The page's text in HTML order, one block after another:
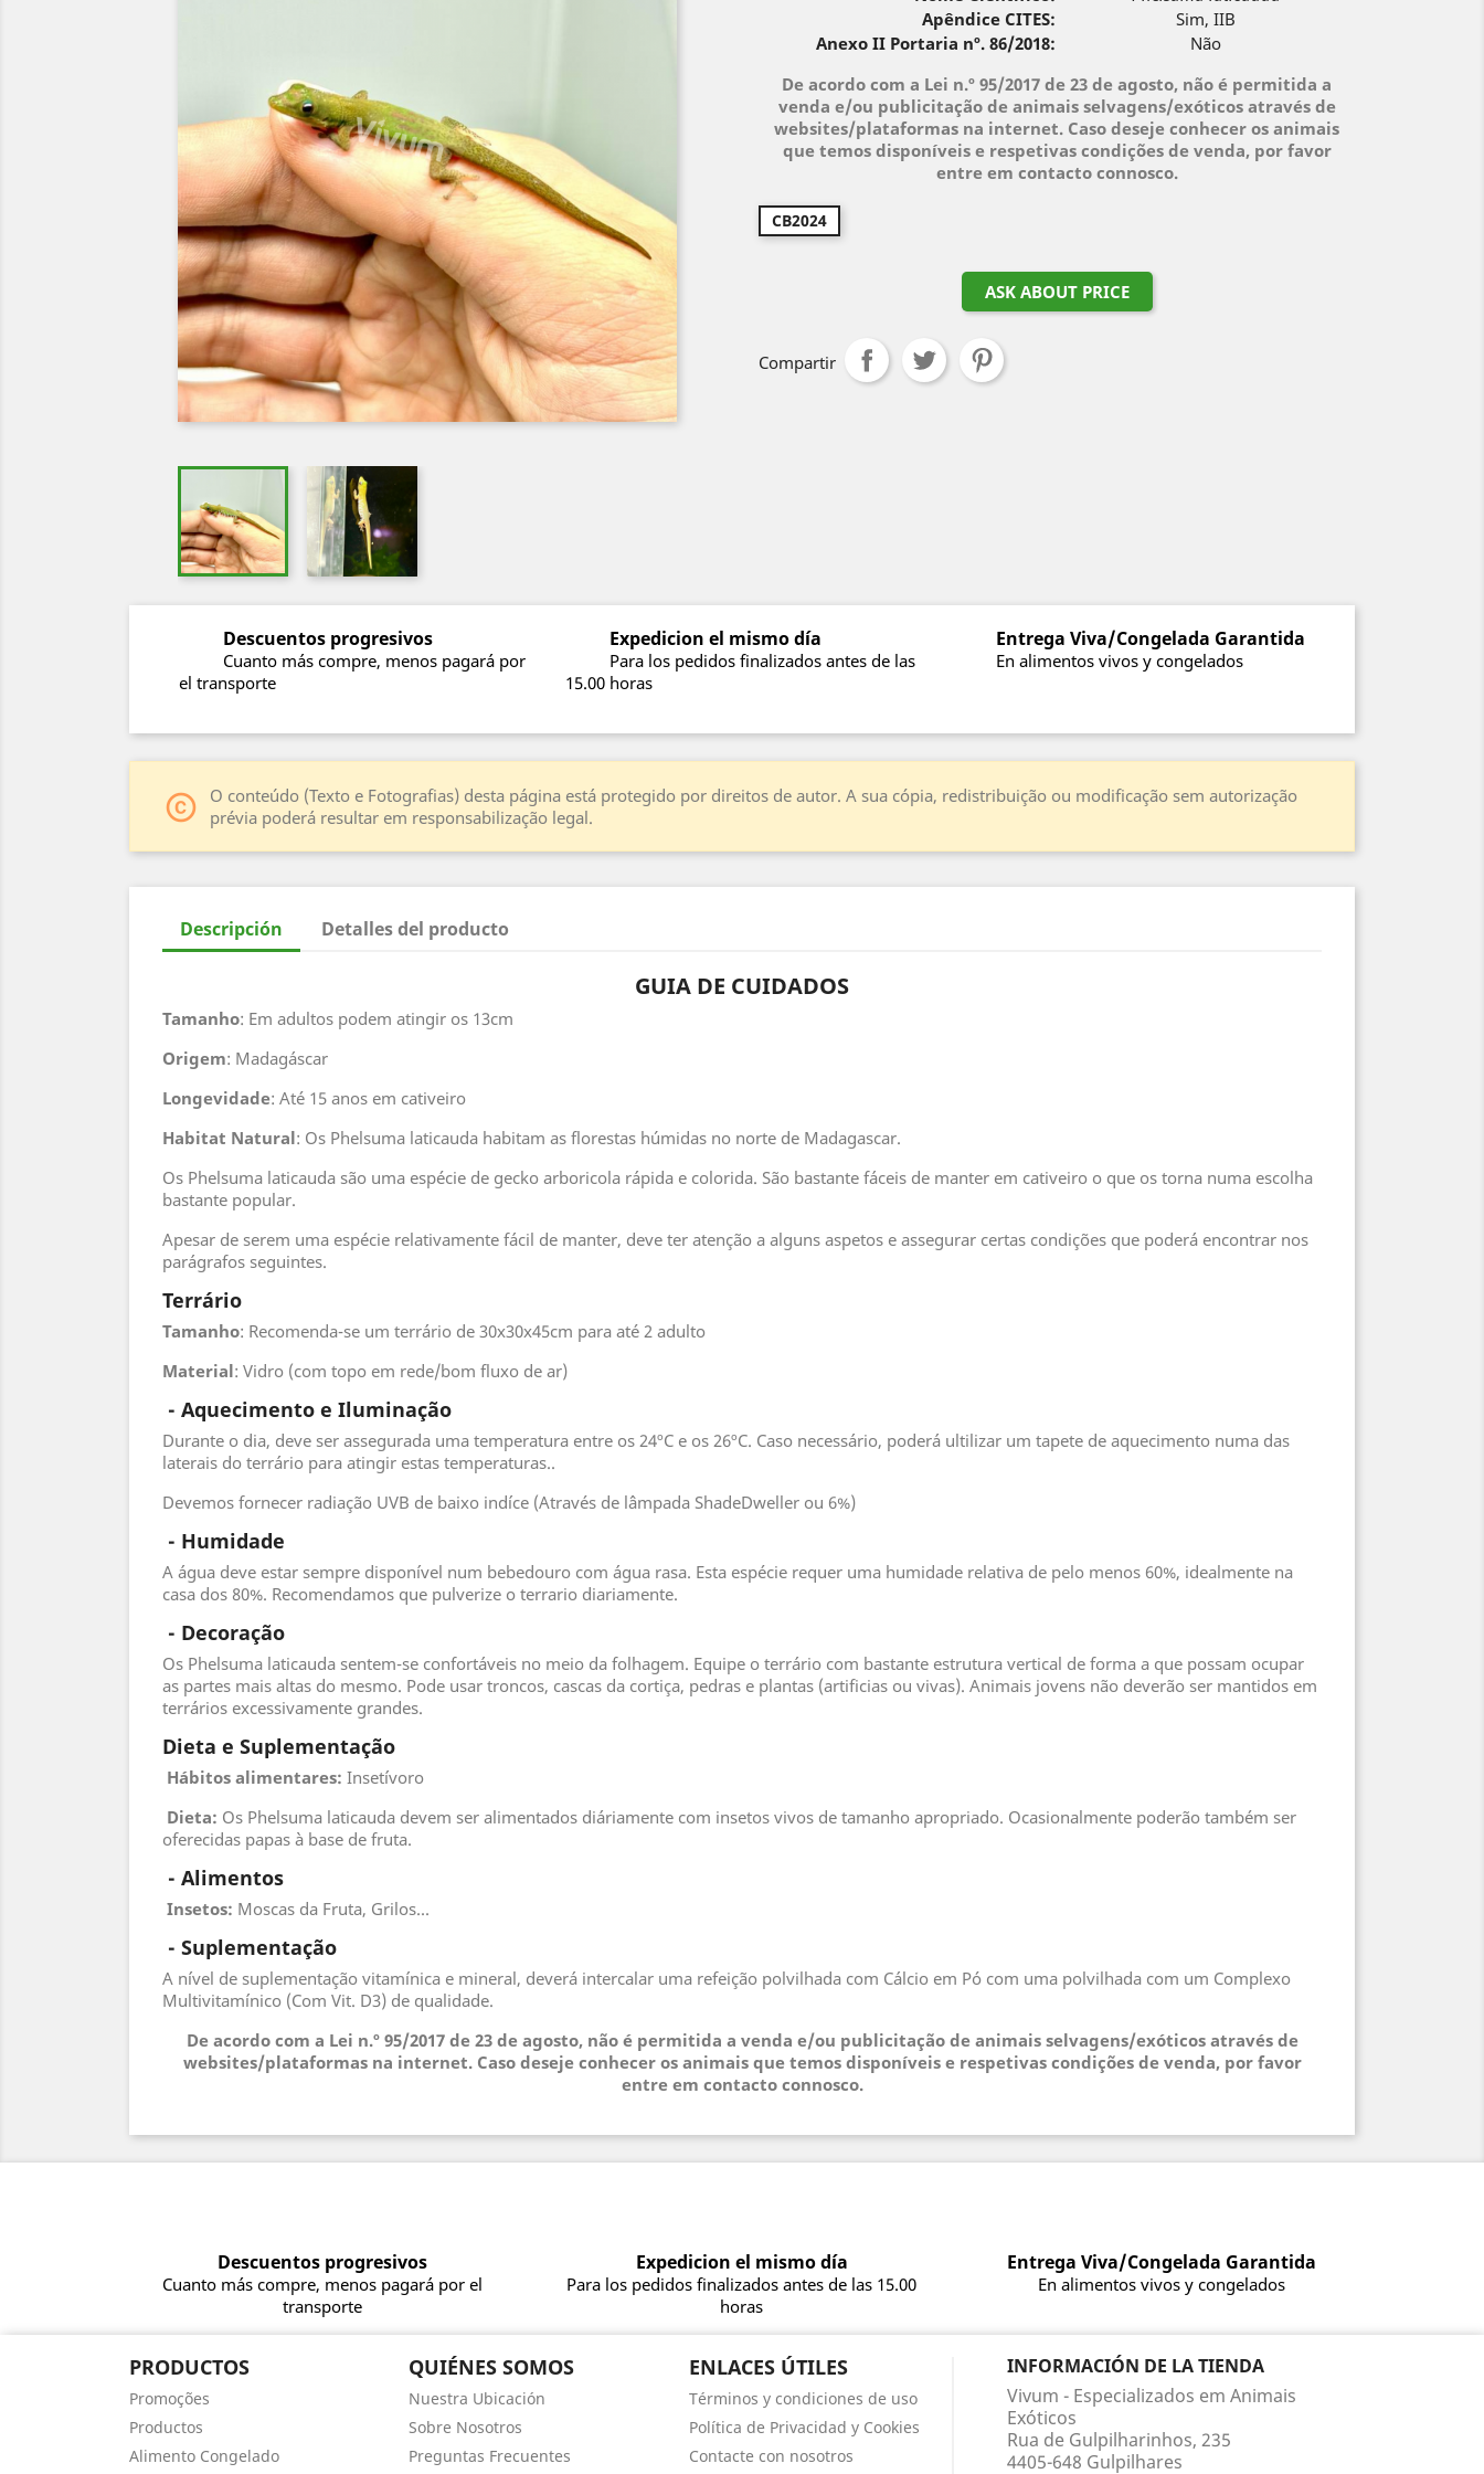
Apêndice CITES:
Sim, IIB
Anexo II Portaria nº. 86/2018:
Não
De acordo com a Lei n.º 95/2017 de 23 de agosto, não é permitida a
venda e/ou publicitação de animais selvagens/exóticos através de
websites/plataformas na internet. Caso deseje conhecer os animais
que temos disponíveis e respetivas condições de venda, por favor
entre em contacto connosco.
CB2024
ASK ABOUT PRICE
Compartir
Descuentos progresivos
Cuanto más compre, menos pagará por
el transporte
Expedicion el mismo día
Para los pedidos finalizados antes de las
15.00 horas
Entrega Viva/Congelada Garantida
En alimentos vivos y congelados
copyright
O conteúdo (Texto e Fotografias) desta página está protegido por direitos de autor. A sua cópia, redistribuição ou modificação sem autorização
prévia poderá resultar em responsabilização legal.
Descripción Detalles del producto
GUIA DE CUIDADOS
Tamanho: Em adultos podem atingir os 13cm
Origem: Madagáscar
Longevidade: Até 15 anos em cativeiro
Habitat Natural: Os Phelsuma laticauda habitam as florestas húmidas no norte de Madagascar.
Os Phelsuma laticauda são uma espécie de gecko arboricola rápida e colorida. São bastante fáceis de manter em cativeiro o que os torna numa escolha
bastante popular.
Apesar de serem uma espécie relativamente fácil de manter, deve ter atenção a alguns aspetos e assegurar certas condições que poderá encontrar nos
parágrafos seguintes.
Terrário
Tamanho: Recomenda-se um terrário de 30x30x45cm para até 2 adulto
Material: Vidro (com topo em rede/bom fluxo de ar)
- Aquecimento e Iluminação
Durante o dia, deve ser assegurada uma temperatura entre os 24ºC e os 26ºC. Caso necessário, poderá ultilizar um tapete de aquecimento numa das
laterais do terrário para atingir estas temperaturas..
Devemos fornecer radiação UVB de baixo indíce (Através de lâmpada ShadeDweller ou 6%)
- Humidade
A água deve estar sempre disponível num bebedouro com água rasa. Esta espécie requer uma humidade relativa de pelo menos 60%, idealmente na
casa dos 80%. Recomendamos que pulverize o terrario diariamente.
- Decoração
Os Phelsuma laticauda sentem-se confortáveis no meio da folhagem. Equipe o terrário com bastante estrutura vertical de forma a que possam ocupar
as partes mais altas do mesmo. Pode usar troncos, cascas da cortiça, pedras e plantas (artificias ou vivas). Animais jovens não deverão ser mantidos em
terrários excessivamente grandes.
Dieta e Suplementação
Hábitos alimentares: Insetívoro
Dieta: Os Phelsuma laticauda devem ser alimentados diáriamente com insetos vivos de tamanho apropriado. Ocasionalmente poderão também ser
oferecidas papas à base de fruta.
- Alimentos
Insetos: Moscas da Fruta, Grilos...
- Suplementação
A nível de suplementação vitamínica e mineral, deverá intercalar uma refeição polvilhada com Cálcio em Pó com uma polvilhada com um Complexo
Multivitamínico (Com Vit. D3) de qualidade.
De acordo com a Lei n.º 95/2017 de 23 de agosto, não é permitida a venda e/ou publicitação de animais selvagens/exóticos através de
websites/plataformas na internet. Caso deseje conhecer os animais que temos disponíveis e respetivas condições de venda, por favor
entre em contacto connosco.
Descuentos progresivos
Cuanto más compre, menos pagará por el
transporte
Expedicion el mismo día
Para los pedidos finalizados antes de las 15.00
horas
Entrega Viva/Congelada Garantida
En alimentos vivos y congelados
PRODUCTOS
Promoções
Productos
Alimento Congelado
QUIÉNES SOMOS
Nuestra Ubicación
Sobre Nosotros
Preguntas Frecuentes
ENLACES ÚTILES
Términos y condiciones de uso
Política de Privacidad y Cookies
Contacte con nosotros
INFORMACIÓN DE LA TIENDA
Vivum - Especializados em Animais
Exóticos
Rua de Gulpilharinhos, 235
4405-648 Gulpilhares